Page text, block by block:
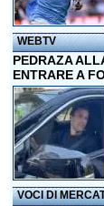
WEBTV
PEDRAZA
ENTRARE A
VOCI DI